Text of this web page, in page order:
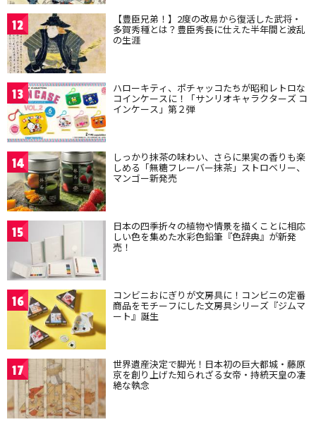
12 【豊臣兄弟！】2度の改易から復活した武将・
多賀秀種とは？豊臣秀長に仕えた半年間と波乱
の生涯
13 ハローキティ、ポチャッコたちが昭和レトロな
コインケースに！「サンリオキャラクターズ コ
インケース」第２弾
14 しっかり抹茶の味わい、さらに果実の香りも楽
しめる「無糖フレーバー抹茶」ストロベリー、
マンゴー新発売
15 日本の四季折々の植物や情景を描くことに相応
しい色を集めた水彩色鉛筆『色辞典』が新発
売！
16 コンビニおにぎりが文房具に！コンビニの定番
商品をモチーフにした文房具シリーズ『ジムマ
ート』誕生
17 世界遺産決定で脚光！日本初の巨大都城・藤原
京を創り上げた知られざる女帝・持統天皇の凄
絶な執念